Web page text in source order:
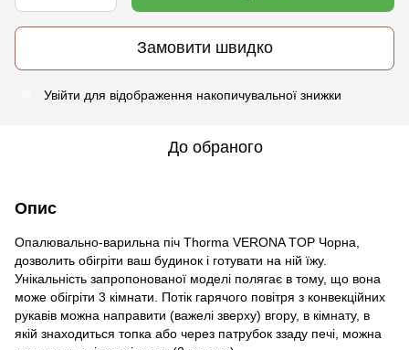
Замовити швидко
Увійти для відображення накопичувальної знижки
До обраного
Опис
Опалювально-варильна піч Thorma VERONA TOP Чорна,
дозволить обігріти ваш будинок і готувати на ній їжу.
Унікальність запропонованої моделі полягає в тому, що вона
може обігріти 3 кімнати. Потік гарячого повітря з конвекційних
рукавів можна направити (важелі зверху) вгору, в кімнату, в
якій знаходиться топка або через патрубок ззаду печі, можна